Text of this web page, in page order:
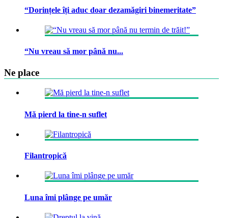
“Dorințele îți aduc doar dezamăgiri binemeritate”
“Nu vreau să mor până nu...
Ne place
Mă pierd la tine-n suflet
Filantropică
Luna îmi plânge pe umăr